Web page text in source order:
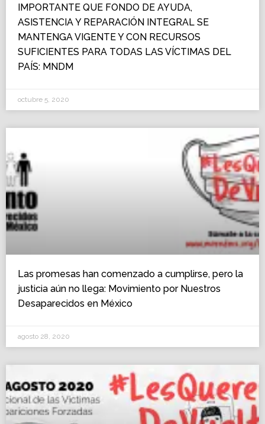
IMPORTANTE QUE FONDO DE AYUDA,
ASISTENCIA Y REPARACIÓN INTEGRAL SE
MANTENGA VIGENTE Y CON RECURSOS
SUFICIENTES PARA TODAS LAS VÍCTIMAS DEL
PAÍS: MNDM
octubre 5, 2020
Las promesas han comenzado a cumplirse, pero la
justicia aún no llega: Movimiento por Nuestros
Desaparecidos en México
agosto 28, 2020